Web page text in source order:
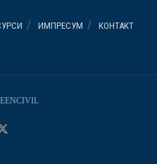
ИМПРЕСУМ КОНТАКТ